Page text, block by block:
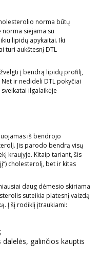
norma būtų
norma siejama su
lipidų apykaitai. Iki
turi aukštesnį DTL
į bendrą lipidų profilį,
ir nedideli DTL pokyčiai
ilgalaikėje
iš bendrojo
Jis parodo bendrą visų
kraujyje. Kitaip tariant, šis
cholesterolį, bet ir kitas
daug dėmesio skiriama
suteikia platesnį vaizdą
Į šį rodiklį įtraukiami:
galinčios kauptis